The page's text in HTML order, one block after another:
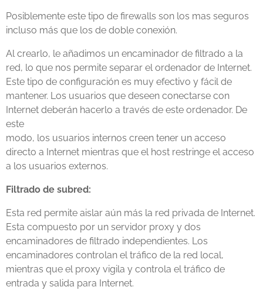
Posiblemente este tipo de firewalls son los mas seguros
incluso más que los de doble conexión.
Al crearlo, le añadimos un encaminador de filtrado a la
red, lo que nos permite separar el ordenador de Internet.
Este tipo de configuración es muy efectivo y fácil de
mantener. Los usuarios que deseen conectarse con
Internet deberán hacerlo a través de este ordenador. De
este
modo, los usuarios internos creen tener un acceso
directo a Internet mientras que el host restringe el acceso
a los usuarios externos.
Filtrado de subred:
Esta red permite aislar aún más la red privada de Internet.
Esta compuesto por un servidor proxy y dos
encaminadores de filtrado independientes. Los
encaminadores controlan el tráfico de la red local,
mientras que el proxy vigila y controla el tráfico de
entrada y salida para Internet.